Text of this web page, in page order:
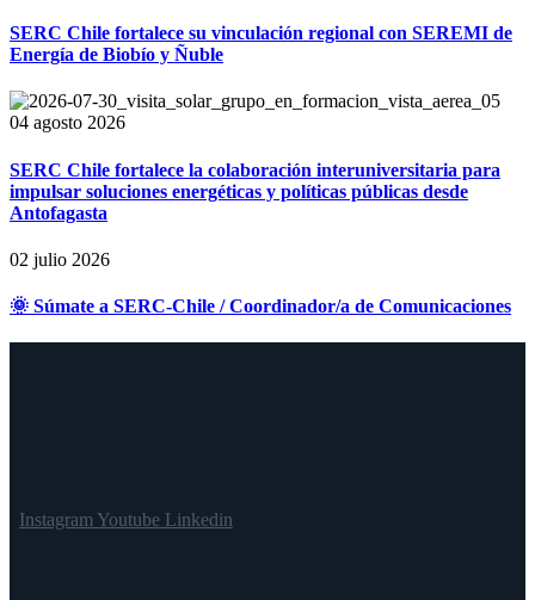
SERC Chile fortalece su vinculación regional con SEREMI de
Energía de Biobío y Ñuble
04 agosto 2026
SERC Chile fortalece la colaboración interuniversitaria para
impulsar soluciones energéticas y políticas públicas desde
Antofagasta
02 julio 2026
🌞 Súmate a SERC-Chile / Coordinador/a de Comunicaciones
InstagramYoutube Linkedin